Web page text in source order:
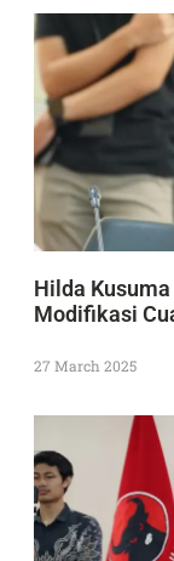
Hilda
Modifikasi
27 March 2025